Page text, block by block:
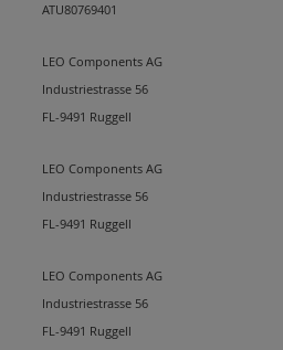
ATU80769401
LEO Components AG
Industriestrasse 56
FL-9491 Ruggell
LEO Components AG
Industriestrasse 56
FL-9491 Ruggell
LEO Components AG
Industriestrasse 56
FL-9491 Ruggell